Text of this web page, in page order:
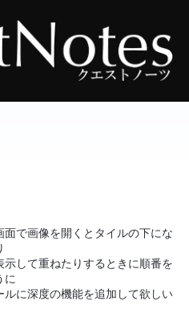
面で画像を開くとタイルの下にな
示して重ねたりするときに順番を
に
ルに深度の機能を追加して欲しい